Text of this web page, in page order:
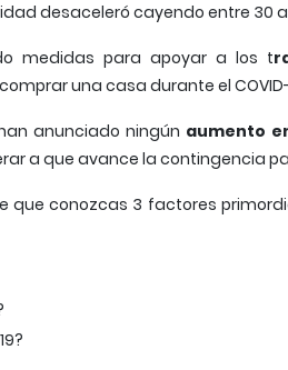
desaceleró cayendo entre 30 a
medidas para apoyar a los t
una casa durante el COVID-
anunciado ningún aumento
a que avance la contingencia
conozcas 3 factores